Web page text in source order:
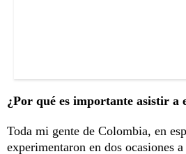
¿Por qué es importante asistir a
Toda mi gente de Colombia, en
experimentaron en dos ocasiones